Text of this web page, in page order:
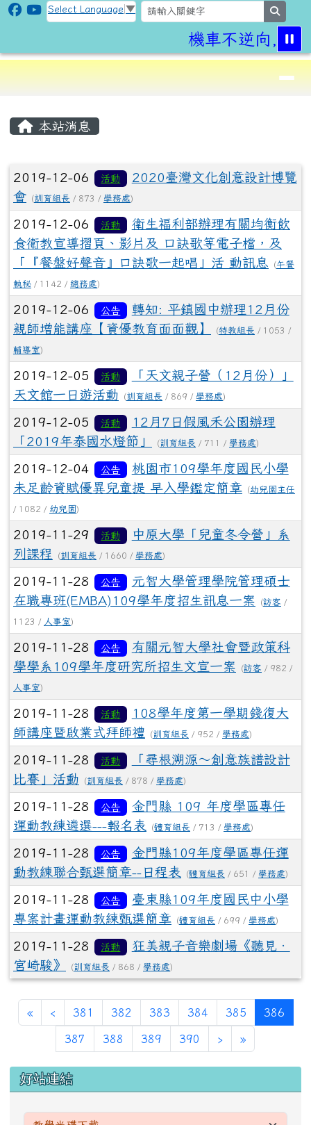
跳至主內容區
CLPS Site
Select Language ▼
機車不逆向,行
⏸
導覽列
本站消息
文章列表
2019-12-06 活動
2020臺灣文化創意設計博覽
會
(訓育組長 / 873 / 學務處)
2019-12-06 活動
衛生福利部辦理有關均衡飲
食衛教宣導摺頁、影片及 口訣歌等電子檔，及
「『餐盤好聲音』口訣歌一起唱」活 動訊息
(午餐
執秘 / 1142 / 總務處)
2019-12-06 公告
轉知: 平鎮國中辦理12月份
親師增能講座【資優教育面面觀】
(特教組長 / 1053 /
輔導室)
2019-12-05 活動
「天文親子營（12月份）」
天文館一日遊活動
(訓育組長 / 869 / 學務處)
2019-12-05 活動
12月7日假風禾公園辦理
「2019年泰國水燈節」
(訓育組長 / 711 / 學務處)
2019-12-04 公告
桃園市109學年度國民小學
未足齡資賦優異兒童提 早入學鑑定簡章
(幼兒園主任
/ 1082 / 幼兒園)
2019-11-29 活動
中原大學「兒童冬令營」系
列課程
(訓育組長 / 1660 / 學務處)
2019-11-28 公告
元智大學管理學院管理碩士
在職專班(EMBA)109學年度招生訊息一案
(訪客 /
1123 / 人事室)
2019-11-28 公告
有關元智大學社會暨政策科
學學系109學年度研究所招生文宣一案
(訪客 / 982 /
人事室)
2019-11-28 活動
108學年度第一學期錢復大
師講座暨啟業式拜師禮
(訓育組長 / 952 / 學務處)
2019-11-28 活動
「尋根溯源～創意族譜設計
比賽」活動
(訓育組長 / 878 / 學務處)
2019-11-28 公告
金門縣 109 年度學區專任
運動教練遴選---報名表
(體育組長 / 713 / 學務處)
2019-11-28 公告
金門縣109年度學區專任運
動教練聯合甄選簡章--日程表
(體育組長 / 651 / 學務處)
2019-11-28 公告
臺東縣109年度國民中小學
專案計畫運動教練甄選簡章
(體育組長 / 699 / 學務處)
2019-11-28 活動
狂美親子音樂劇場《聽見‧
宮崎駿》
(訓育組長 / 868 / 學務處)
«第一頁
‹上一頁
381 382 383 384 385 386(目
387 388 389 390 ›下一頁
»最後頁
左邊區域內容
好站連結